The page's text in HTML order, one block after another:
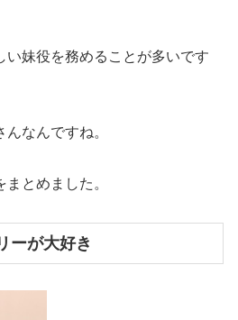
い妹役を務めることが多いです
なんですね。
まとめました。
ーが大好き